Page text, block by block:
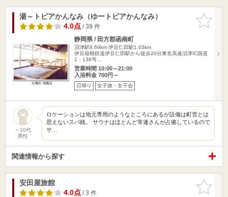
お気に入
りに追加
湯～トピアかんなみ（ゆートピアかんなみ）
4.0点/ 39 件
静岡県 / 田方郡函南町
沼津駅8.69km 伊豆仁田駅1.03km
伊豆箱根鉄道伊豆仁田駅から徒歩20分東名高速沼津IC国道
1・136号…
営業時間 10:00～21:00
入浴料金 700円～
日帰り 女子旅・女子会
～10代
男性
ロケーションは地元専用のようなところにあるが設備は町営とは
思えないスパ銭。 サウナはほとんど常連さんが占拠しているので
サ…
関連情報から探す
お気に入
りに追加
安田屋旅館
4.0点/ 3 件